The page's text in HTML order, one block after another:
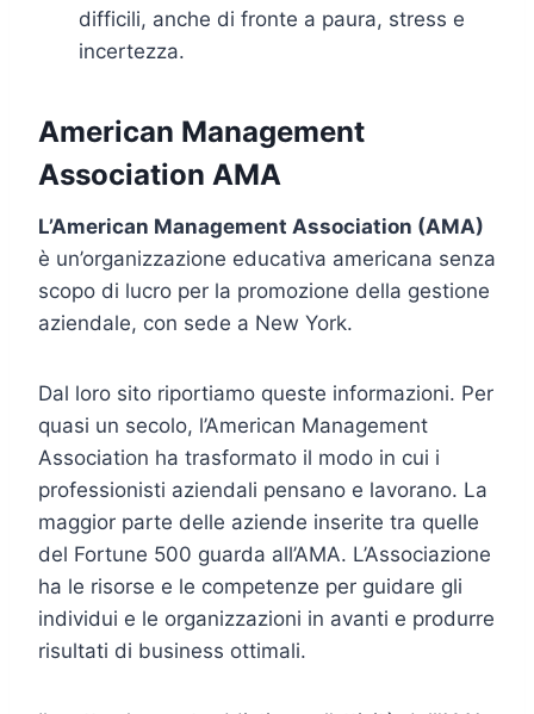
difficili, anche di fronte a paura, stress e
incertezza.
American Management
Association AMA
L’American Management Association (AMA)
è un’organizzazione educativa americana senza
scopo di lucro per la promozione della gestione
aziendale, con sede a New York.
Dal loro sito riportiamo queste informazioni. Per
quasi un secolo, l’American Management
Association ha trasformato il modo in cui i
professionisti aziendali pensano e lavorano. La
maggior parte delle aziende inserite tra quelle
del Fortune 500 guarda all’AMA. L’Associazione
ha le risorse e le competenze per guidare gli
individui e le organizzazioni in avanti e produrre
risultati di business ottimali.